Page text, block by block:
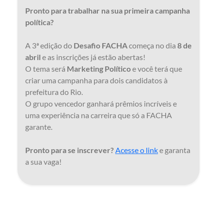
Pronto para trabalhar na sua primeira campanha
política?
A 3ª edição do Desafio FACHAcomeça no dia 8 de
abril e as inscrições já estão abertas!
O tema será Marketing Políticoe você terá que
criar uma campanha para dois candidatos à
prefeitura do Rio.
O grupo vencedor ganhará prêmios incríveis e
uma experiência na carreira que só a FACHA
garante.
Pronto para se inscrever?Acesse o linke garanta
a sua vaga!